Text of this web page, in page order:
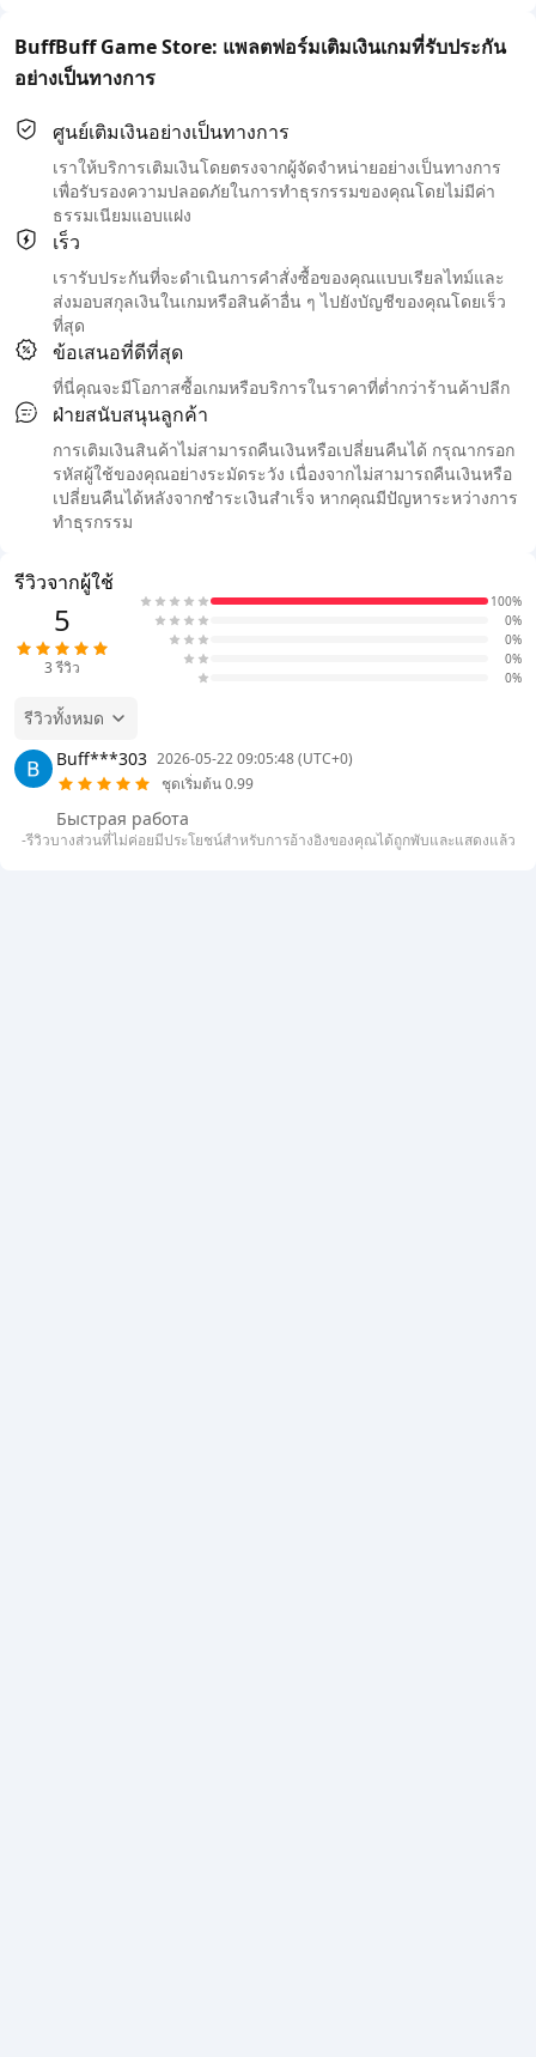
BuffBuff Game Store: แพลตฟอร์มเติมเงินเกมที่รับประกัน
อย่างเป็นทางการ
ศูนย์เติมเงินอย่างเป็นทางการ
เราให้บริการเติมเงินโดยตรงจากผู้จัดจำหน่ายอย่างเป็นทางการ
เพื่อรับรองความปลอดภัยในการทำธุรกรรมของคุณโดยไม่มีค่า
ธรรมเนียมแอบแฝง
เร็ว
เรารับประกันที่จะดำเนินการคำสั่งซื้อของคุณแบบเรียลไทม์และ
ส่งมอบสกุลเงินในเกมหรือสินค้าอื่น ๆ ไปยังบัญชีของคุณโดยเร็ว
ที่สุด
ข้อเสนอที่ดีที่สุด
ที่นี่คุณจะมีโอกาสซื้อเกมหรือบริการในราคาที่ต่ำกว่าร้านค้าปลีก
ฝ่ายสนับสนุนลูกค้า
การเติมเงินสินค้าไม่สามารถคืนเงินหรือเปลี่ยนคืนได้ กรุณากรอก
รหัสผู้ใช้ของคุณอย่างระมัดระวัง เนื่องจากไม่สามารถคืนเงินหรือ
เปลี่ยนคืนได้หลังจากชำระเงินสำเร็จ หากคุณมีปัญหาระหว่างการ
ทำธุรกรรม
รีวิวจากผู้ใช้
5
3รีวิว
100%
0%
0%
0%
0%
รีวิวทั้งหมด
Buff***303 2026-05-22 09:05:48 (UTC+0)
ชุดเริ่มต้น 0.99
Быстрая работа
-รีวิวบางส่วนที่ไม่ค่อยมีประโยชน์สำหรับการอ้างอิงของคุณได้ถูกพับและแสดงแล้ว